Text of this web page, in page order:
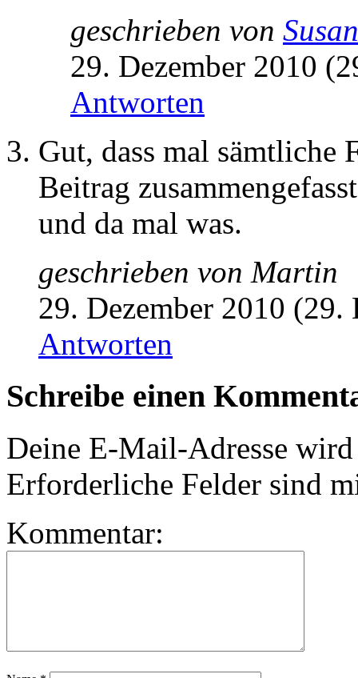
geschrieben von
29. Dezember 2010
Antworten
Gut, dass mal sämtliche
Beitrag
und da mal was.
geschrieben von Martin
29. Dezember 2010 (29.
Antworten
Schreibe einen
Deine E-Mail-Adresse
Erforderliche Felder sind
Kommentar: